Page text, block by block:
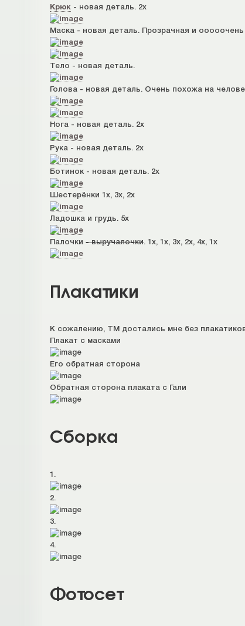
Крюк - новая деталь. 2х
Маска - новая деталь. Прозрачная и ооооочень
Тело - новая деталь.
Голова - новая деталь. Очень похожа на
Нога - новая деталь. 2х
Рука - новая деталь. 2х
Ботинок - новая деталь. 2х
Шестерёнки 1х, 3х, 2х
Ладошка и грудь. 5х
Палочки - выручалочки. 1х, 1х, 3х, 2х, 4х, 1х
Плакатики
К сожалению, ТМ достались мне без
Плакат с масками
Его обратная сторона
Обратная сторона плаката с Гали
Сборка
1.
2.
3.
4.
Фотосет